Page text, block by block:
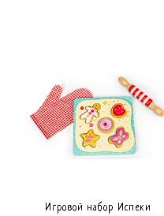
Игровой набор Испеки